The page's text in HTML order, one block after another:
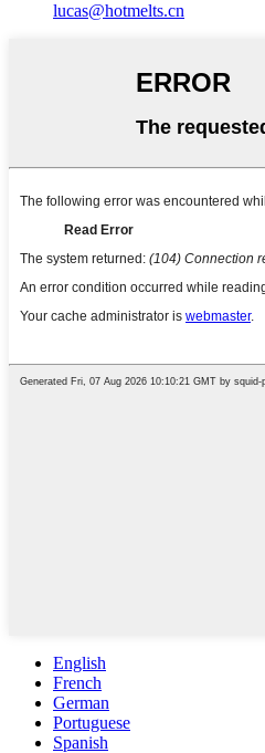
lucas@hotmelts.cn
English
French
German
Portuguese
Spanish